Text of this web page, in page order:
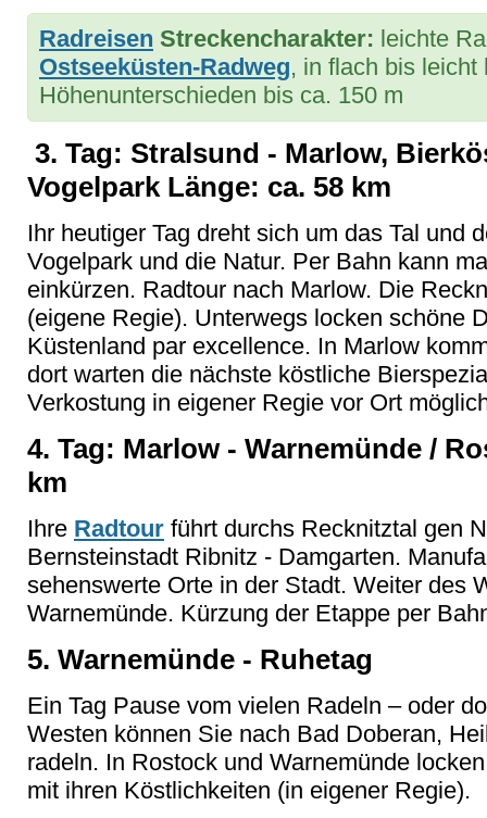
Radreisen Streckencharakter: leichte
Ostseeküsten-Radweg, in flach bis leicht
Höhenunterschieden bis ca. 150 m
3. Tag: Stralsund - Marlow,
Vogelpark Länge: ca. 58 km
Ihr heutiger Tag dreht sich um das Tal und
Vogelpark und die Natur. Per Bahn kann
einkürzen. Radtour nach Marlow. Die
(eigene Regie). Unterwegs locken schöne
Küstenland par excellence. In Marlow
dort warten die nächste köstliche
Verkostung in eigener Regie vor Ort
4. Tag: Marlow - Warnemünde /
km
Ihre Radtour führt durchs Recknitztal gen
Bernsteinstadt Ribnitz - Damgarten.
sehenswerte Orte in der Stadt. Weiter des
Warnemünde. Kürzung der Etappe per
5. Warnemünde - Ruhetag
Ein Tag Pause vom vielen Radeln – oder
Westen können Sie nach Bad Doberan,
radeln. In Rostock und Warnemünde
mit ihren Köstlichkeiten (in eigener Regie).